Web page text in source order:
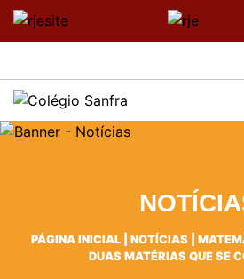
PÁGINA INICIAL| NOTÍCIAS
DUAS MATÉRIAS QUE SE